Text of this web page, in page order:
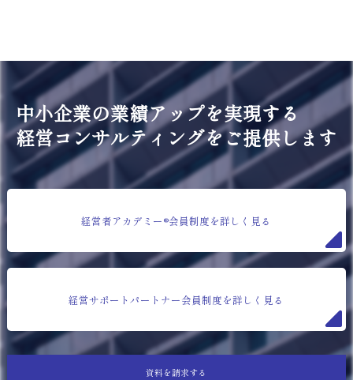
中小企業の業績アップを実現する
経営コンサルティングをご提供します
資料を請求する
経営者アカデミー®会員制度を詳しく見る
経営サポートパートナー会員制度を詳しく見る